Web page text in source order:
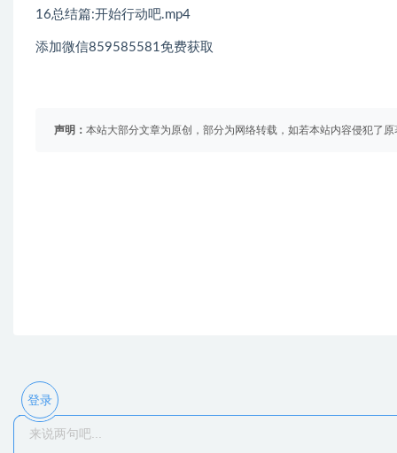
16总结篇:开始行动吧.mp4
添加微信859585581免费获取
声明： 本站大部分文章为原创，部分为网络转载，如若本站内容侵犯了
登录